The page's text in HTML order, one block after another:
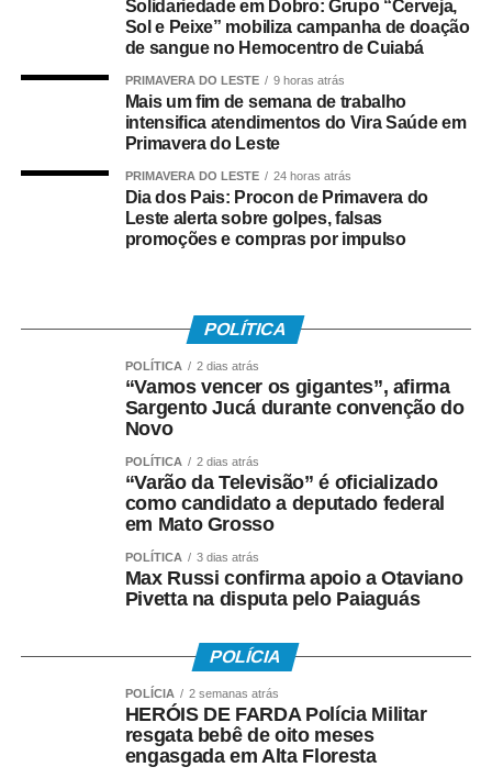
A programação dos Jogos Olímpicos conta com
modalidades coletivas e individuais, como basquetebol,
futsal, futebol sete, handebol, voleibol, ciclismo, mountain
bike, natação, karatê, tênis de mesa, xadrez, basquete
3×3, beach tennis, futevôlei e vôlei de praia. Já os 3º
atletismo, natação, tênis de mesa, xadrez, vôlei de praia e
boliche, nas categorias masculina e feminina.
uma das principais ações de incentivo ao esporte
desenvolvidas pela Prefeitura de Sinop e contribuem
para ampliar a participação da população em atividades
esportivas. “Os Jogos Olímpicos e os Jogos Paralímpicos
de Sinop são eventos tradicionais e muito aguardados
pela comunidade esportiva. A competição oferece
oportunidades para atletas de diferentes modalidades
demonstrarem seu potencial, conquistarem resultados e
representarem suas equipes. Além disso, os jogos
incentivam a prática esportiva e fortalecem o esporte
como ferramenta de integração social e desenvolvimento
humano”, afirmou.
O secretário também destacou que as novidades desta
edição ampliam o alcance do evento e aproximam ainda
mais a população das atividades esportivas. “A inclusão
de novas modalidades e a realização de disputas na
Praia do Cortado representam mais uma evolução dos
Solidariedade em Dobro: Grupo “Cerveja,
Sol e Peixe” mobiliza campanha de doação
de sangue no Hemocentro de Cuiabá
PRIMAVERA DO LESTE 9 horas atrás
Mais um fim de semana de trabalho
intensifica atendimentos do Vira Saúde em
Primavera do Leste
PRIMAVERA DO LESTE 24 horas atrás
Dia dos Pais: Procon de Primavera do
Leste alerta sobre golpes, falsas
promoções e compras por impulso
POLÍTICA
POLÍTICA 2 dias atrás
“Vamos vencer os gigantes”, afirma
Sargento Jucá durante convenção do
Novo
POLÍTICA 2 dias atrás
“Varão da Televisão” é oficializado
como candidato a deputado federal
em Mato Grosso
POLÍTICA 3 dias atrás
Max Russi confirma apoio a Otaviano
Pivetta na disputa pelo Paiaguás
POLÍCIA
POLÍCIA 2 semanas atrás
HERÓIS DE FARDA Polícia Militar
resgata bebê de oito meses
engasgada em Alta Floresta